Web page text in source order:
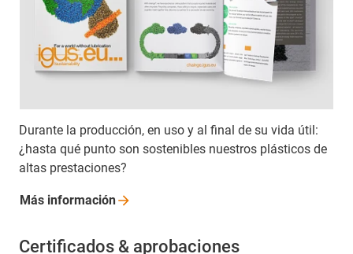
Durante la producción, en uso y al final de su vida útil:
¿hasta qué punto son sostenibles nuestros plásticos de
altas prestaciones?
Más información
Certificados & aprobaciones